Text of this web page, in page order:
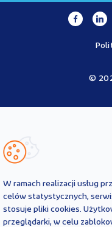
©
Ustawy o PPK przez
powinny być
aktualnie obowiązujących
porady prawnej,
W ramach realizacji usług
celów statystycznych,
stosuje pliki cookies.
przeglądarki, w celu